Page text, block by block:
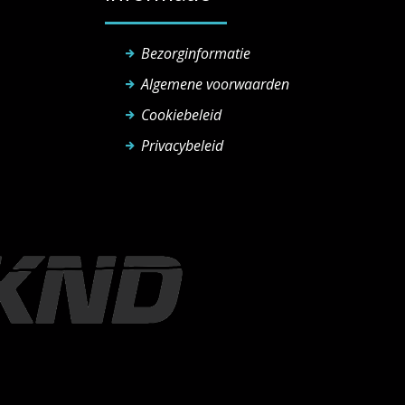
Bezorginformatie
Algemene voorwaarden
Cookiebeleid
Privacybeleid